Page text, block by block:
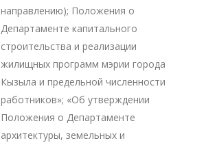
направлению); Положения о
Департаменте капитального
строительства и реализации
жилищных программ мэрии города
Кызыла и предельной численности
работников»; «Об утверждении
Положения о Департаменте
архитектуры, земельных и